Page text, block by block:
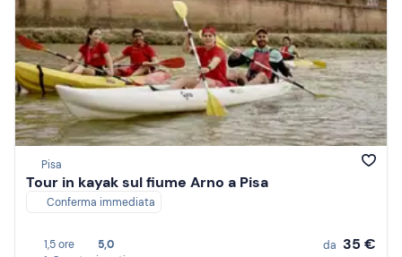
Pisa
Tour in kayak sul fiume Arno a Pisa
Conferma immediata
1,5 ore
5,0
da 35 €